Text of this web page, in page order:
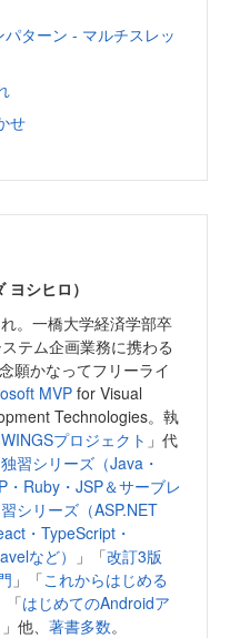
ターン - マルチスレッ
せ
シヒロ）
。一橋大学経済学部卒
テム企画業務に携わる
願かなってフリーライ
MVPfor Visual
Technologies。執
WINGSプロジェクト 」代
独習シリーズ（Java・
・Ruby・JSP＆サーブレ
シリーズ（ASP.NET
・TypeScript・
など）
」「改訂3版
」「これからはじめる
「はじめてのAndroidア
」他、 著書多数。